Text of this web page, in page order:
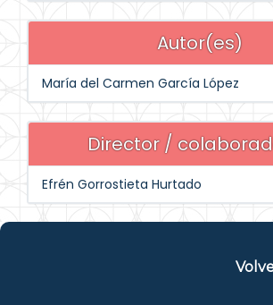
Autor(es)
María del Carmen García López
Director /
Efrén Gorrostieta Hurtado